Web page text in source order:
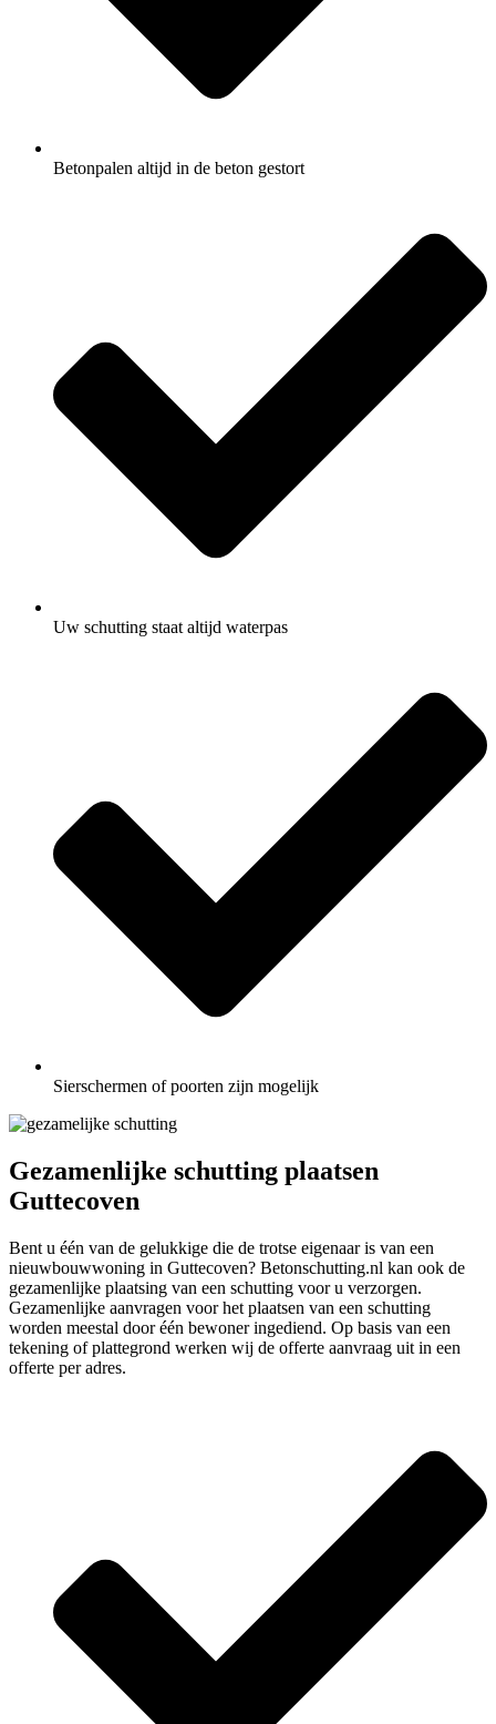
Betonpalen altijd in de beton gestort
Uw schutting staat altijd waterpas
Sierschermen of poorten zijn mogelijk
Gezamenlijke schutting plaatsen
Guttecoven
Bent u één van de gelukkige die de trotse eigenaar is van een
nieuwbouwwoning in Guttecoven? Betonschutting.nl kan ook de
gezamenlijke plaatsing van een schutting voor u verzorgen.
Gezamenlijke aanvragen voor het plaatsen van een schutting
worden meestal door één bewoner ingediend. Op basis van een
tekening of plattegrond werken wij de offerte aanvraag uit in een
offerte per adres.